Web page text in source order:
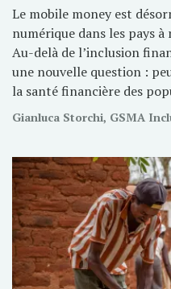
Le mobile money est
numérique dans les pays
Au-delà de l’inclusion
une nouvelle question :
la santé financière des
Gianluca Storchi, GSMA